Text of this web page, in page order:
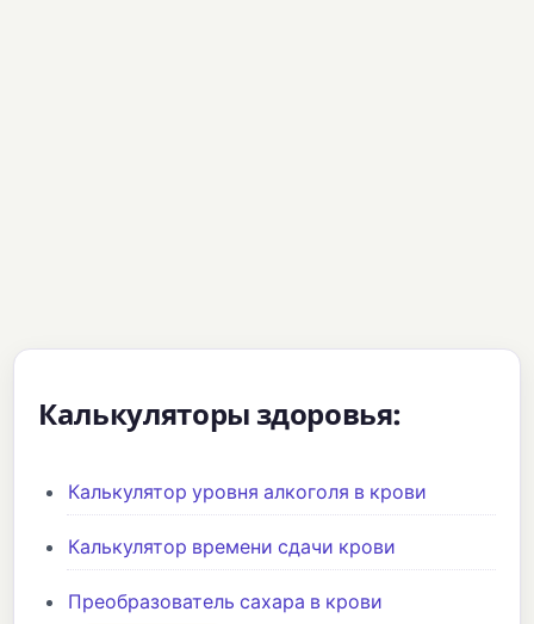
Калькуляторы здоровья:
Калькулятор уровня алкоголя в крови
Калькулятор времени сдачи крови
Преобразователь сахара в крови